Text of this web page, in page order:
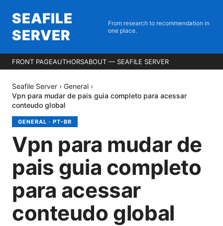
SEAFILE
SERVER
From research to recommendation in
one place.
FRONT PAGEAUTHORSABOUT — SEAFILE SERVER
Seafile Server › General ›
Vpn para mudar de pais guia completo para acessar
conteudo global
GENERAL · PT-BR
Vpn para mudar de
pais guia completo
para acessar
conteudo global